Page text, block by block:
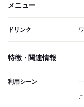
メニュー
ドリンク
特徴・関連情報
利用シーン